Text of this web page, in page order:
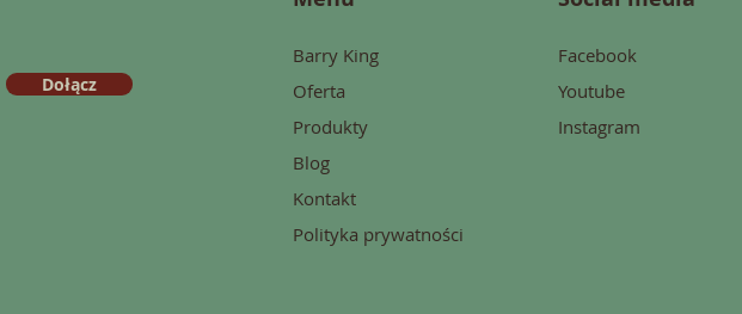
Dołącz
Barry King
Oferta
Produkty
Blog
Kontakt
Polityka prywatności
Facebook
Youtube
Instagram